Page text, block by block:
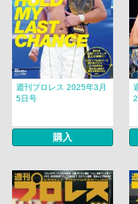
週刊プロレス 2025年3月
5日号
購入